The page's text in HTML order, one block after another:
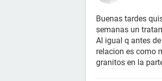
Buenas tardes
semanas un
Al igual q antes
relacion es como
granitos en la